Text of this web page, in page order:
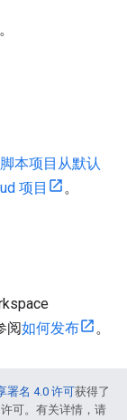
。
本项目从默认
项目
。
阅如何发布 。
署名 4.0 许可获得了
可。有关详情，请